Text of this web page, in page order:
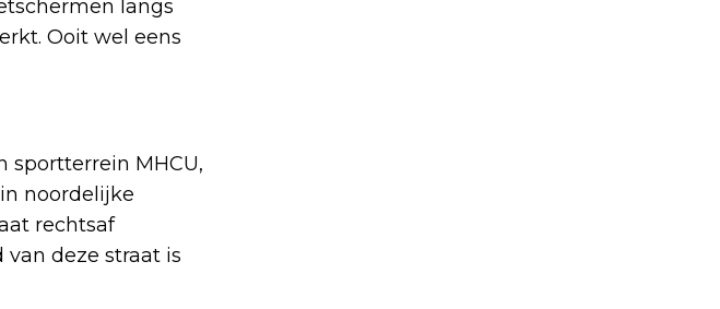
langs
Ooit wel eens
sportterrein MHCU,
noordelijke
rechtsaf
van deze straat is